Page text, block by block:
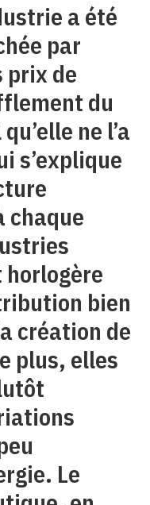
a été
par
prix de
du
ne l’a
s’explique
chaque
bien
création de
plus, elles
Le